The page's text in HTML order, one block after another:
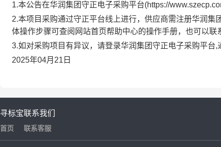
1.本公告在华润集团守正电子采购平台(https://
2.本项目采购通过守正平台线上进行，供应商需注册华润
体操作步骤可查阅网站首页帮助中心的操作手册，也可以联
3.如对采购项目有异议，请登录华润集团守正电子采购平台,
2025年04月21日
寻标宝
首页
联系我们
联系客服